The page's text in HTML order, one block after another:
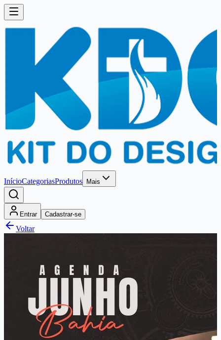
InícioCategoriasProdutos Mais
Entrar Cadastrar-se
Voltar